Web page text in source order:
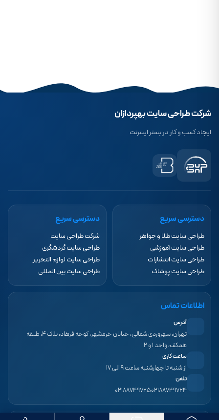
شرکت طراحی سایت بهپردازان
ایجاد کسب و کار در بستر اینترنت
دسترسی سریع
طراحی سایت طلا و جواهر
طراحی سایت آموزشی
طراحی سایت انتشارات
طراحی سایت پوشاک
دسترسی سریع
شرکت طراحی سایت
طراحی سایت گردشگری
طراحی سایت لوازم التحریر
طراحی سایت بین المللی
اطلاعات تماس
آدرس
تهران، سهروردی شمالی، خیابان خرمشهر، کوچه فرهاد، پلاک ۴، طبقه
همکف، واحد ۱ و ۲
ساعت کاری
از شنبه تا چهارشنبه ساعت ۹ الی ۱۷
تلفن
۰۲۱۸۸۷۴۹۷۲۴۰۲۱۸۸۷۴۹۷۲۵